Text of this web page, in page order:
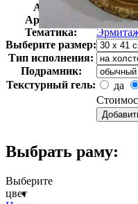
Автор:
Арт-стиль
Русская
Тематика:
Выберите размер:
Тип исполнения:
Подрамник:
Текстурный гель:
да
Выбрать раму:
Выберите
цвет